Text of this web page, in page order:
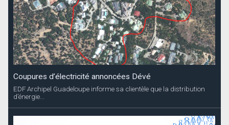
Coupures d’électricité annoncées Dévé
EDF Archipel Guadeloupe informe sa clientèle que la distribution
d’énergie...